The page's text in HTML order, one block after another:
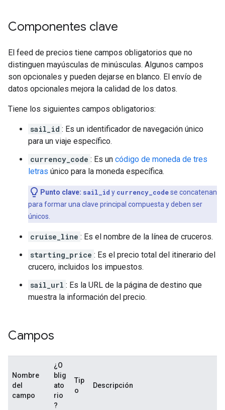
Componentes clave
El feed de precios tiene campos obligatorios que no
distinguen mayúsculas de minúsculas. Algunos campos
son opcionales y pueden dejarse en blanco. El envío de
datos opcionales mejora la calidad de los datos.
Tiene los siguientes campos obligatorios:
sail_id : Es un identificador de navegación único
para un viaje específico.
currency_code : Es un código de moneda de tres
letras único para la moneda específica.
Punto clave: sail_id y currency_codese concatenan
para formar una clave principal compuesta y deben ser
únicos.
cruise_line : Es el nombre de la línea de cruceros.
starting_price : Es el precio total del itinerario del
crucero, incluidos los impuestos.
sail_url : Es la URL de la página de destino que
muestra la información del precio.
Campos
Nombre
del
campo
¿O
blig
ato
rio
?
Tip
o
Descripción